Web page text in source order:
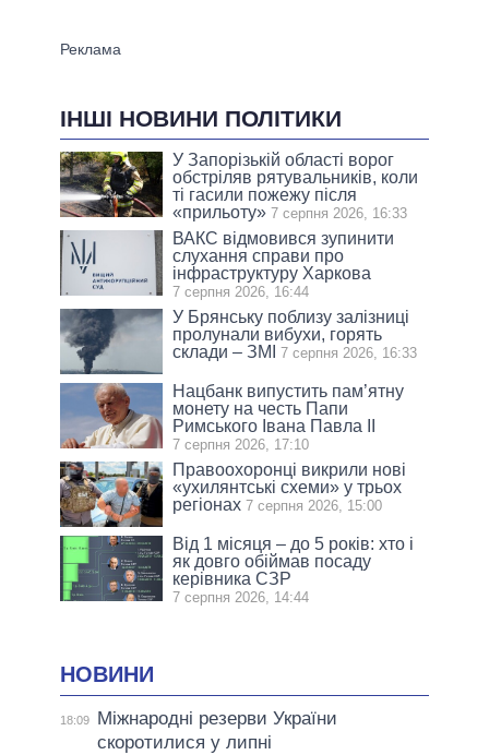
ІНШІ НОВИНИ ПОЛІТИКИ
У Запорізькій області ворог
обстріляв рятувальників, коли
ті гасили пожежу після
«прильоту» 7 серпня 2026, 16:33
ВАКС відмовився зупинити
слухання справи про
інфраструктуру Харкова
7 серпня 2026, 16:44
У Брянську поблизу залізниці
пролунали вибухи, горять
склади – ЗМІ
7 серпня 2026, 16:33
Нацбанк випустить пам’ятну
монету на честь Папи
Римського Івана Павла II
7 серпня 2026, 17:10
Правоохоронці викрили нові
«ухилянтські схеми» у трьох
регіонах 7 серпня 2026, 15:00
Від 1 місяця – до 5 років: хто і
як довго обіймав посаду
керівника СЗР
7 серпня 2026, 14:44
НОВИНИ
18:09
Міжнародні резерви України
скоротилися у липні